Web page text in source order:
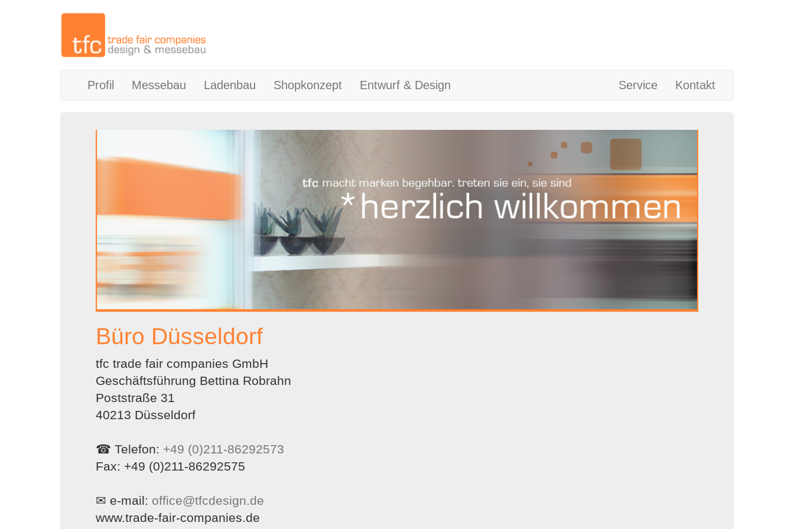
Profil (current)
Messebau Ladenbau Shopkonzept Entwurf & Design Service Kontakt
Büro Düsseldorf
tfc trade fair companies GmbH
Geschäftsführung Bettina Robrahn
Poststraße 31
40213 Düsseldorf
☎ Telefon: +49 (0)211-86292573
Fax: +49 (0)211-86292575
✉ e-mail: office@tfcdesign.de
www.trade-fair-companies.de